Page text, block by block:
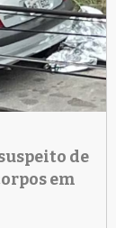
de
em